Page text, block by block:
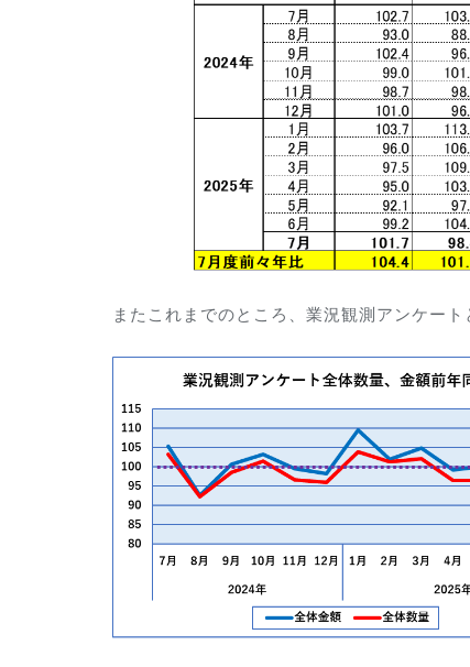
またこれまでのところ、業況観測アンケー